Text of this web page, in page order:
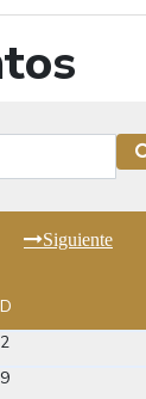
Siguiente
D
2
9